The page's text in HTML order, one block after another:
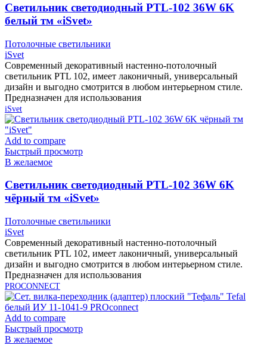
Cветильник светодиодный PTL-102 36W 6K
белый тм «iSvet»
Потолочные светильники
iSvet
Современный декоративный настенно-потолочный
светильник PTL 102, имеет лаконичный, универсальный
дизайн и выгодно смотрится в любом интерьерном стиле.
Предназначен для использования
iSvet
Add to compare
Быстрый просмотр
В желаемое
Cветильник светодиодный PTL-102 36W 6K
чёрный тм «iSvet»
Потолочные светильники
iSvet
Современный декоративный настенно-потолочный
светильник PTL 102, имеет лаконичный, универсальный
дизайн и выгодно смотрится в любом интерьерном стиле.
Предназначен для использования
PROCONNECT
Add to compare
Быстрый просмотр
В желаемое